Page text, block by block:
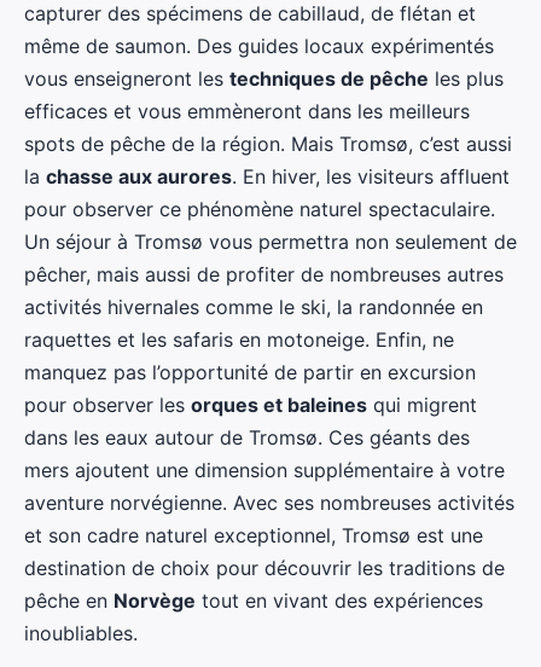
capturer des spécimens de cabillaud, de flétan et
même de saumon. Des guides locaux expérimentés
vous enseigneront les techniques de pêche les plus
efficaces et vous emmèneront dans les meilleurs
spots de pêche de la région. Mais Tromsø, c’est aussi
la chasse aux aurores. En hiver, les visiteurs affluent
pour observer ce phénomène naturel spectaculaire.
Un séjour à Tromsø vous permettra non seulement de
pêcher, mais aussi de profiter de nombreuses autres
activités hivernales comme le ski, la randonnée en
raquettes et les safaris en motoneige. Enfin, ne
manquez pas l’opportunité de partir en excursion
pour observer les orques et baleines qui migrent
dans les eaux autour de Tromsø. Ces géants des
mers ajoutent une dimension supplémentaire à votre
aventure norvégienne. Avec ses nombreuses activités
et son cadre naturel exceptionnel, Tromsø est une
destination de choix pour découvrir les traditions de
pêche en Norvège tout en vivant des expériences
inoubliables.